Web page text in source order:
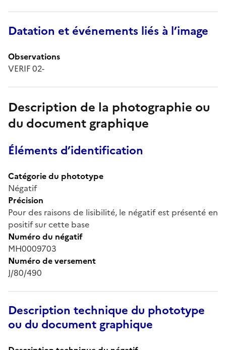
Datation et événements liés à l’image
Observations
VERIF 02-
Description de la photographie ou
du document graphique
Éléments d’identification
Catégorie du phototype
Négatif
Précision
Pour des raisons de lisibilité, le négatif est présenté en
positif sur cette base
Numéro du négatif
MH0009703
Numéro de versement
J/80/490
Description technique du phototype
ou du document graphique